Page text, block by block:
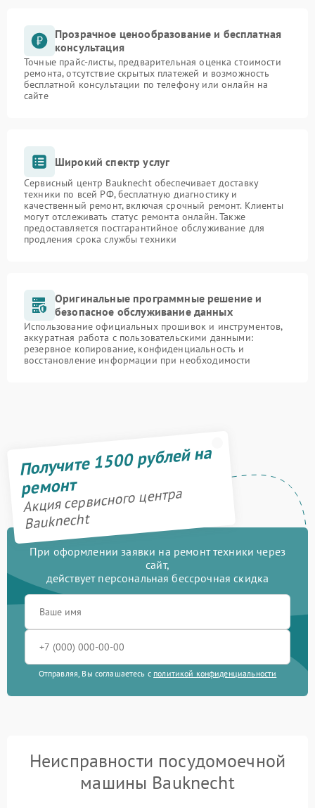
Прозрачное ценообразование и бесплатная
консультация
Точные прайс-листы, предварительная оценка стоимости
ремонта, отсутствие скрытых платежей и возможность
бесплатной консультации по телефону или онлайн на
сайте
Широкий спектр услуг
Сервисный центр Bauknecht обеспечивает доставку
техники по всей РФ, бесплатную диагностику и
качественный ремонт, включая срочный ремонт. Клиенты
могут отслеживать статус ремонта онлайн. Также
предоставляется постгарантийное обслуживание для
продления срока службы техники
Оригинальные программные решение и
безопасное обслуживание данных
Использование официальных прошивок и инструментов,
аккуратная работа с пользовательскими данными:
резервное копирование, конфиденциальность и
восстановление информации при необходимости
Получите 1500 рублей на
ремонт
Акция сервисного центра
Bauknecht
При оформлении заявки на ремонт техники через
сайт,
действует персональная бессрочная скидка
Отправляя, Вы соглашаетесь с политикой конфиденциальности
Неисправности посудомоечной
машины Bauknecht